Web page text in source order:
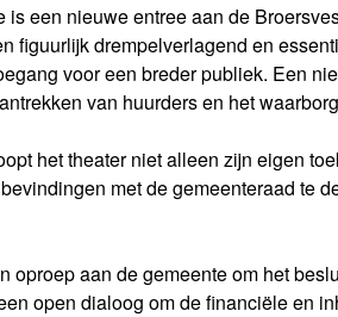
een nieuwe entree aan de
figuurlijk drempelverlagend en
voor een breder publiek. Een
van huurders en het
het theater niet alleen zijn eigen
met de gemeenteraad te
oproep aan de gemeente om het
open dialoog om de financiële en